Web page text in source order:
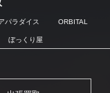
パラダイス ORBITAL
ぼっくり屋